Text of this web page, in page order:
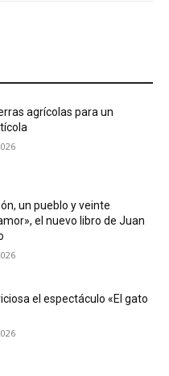
agrícolas para un
un pueblo y veinte
el nuevo libro de Juan
el espectáculo «El gato